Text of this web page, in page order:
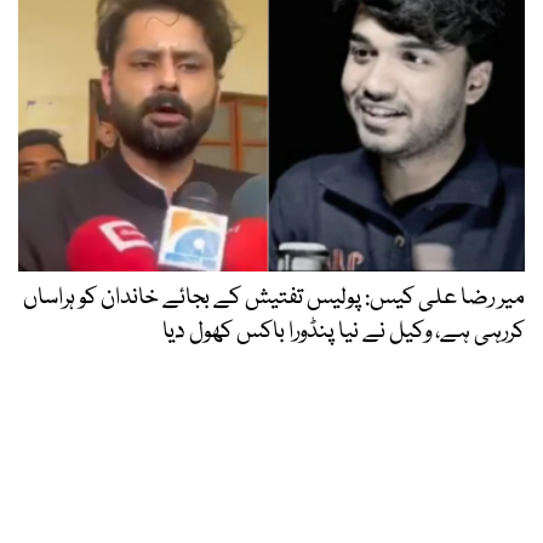
میر رضا علی کیس: پولیس تفتیش کے بجائے خاندان کو ہراساں
کررہی ہے، وکیل نے نیا پنڈورا باکس کھول دیا